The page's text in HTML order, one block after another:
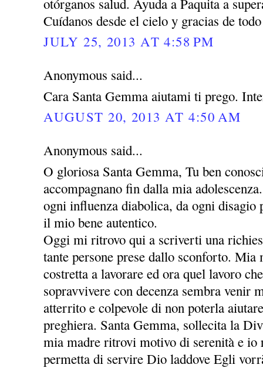
otórganos salud. Ayuda a Paquita a
Cuídanos desde el cielo y gracias de
JULY 25, 2013 AT 4:58 PM
Anonymous said...
Cara Santa Gemma aiutami ti prego.
AUGUST 20, 2013 AT 4:50 AM
Anonymous said...
O gloriosa Santa Gemma, Tu ben
accompagnano fin dalla mia
ogni influenza diabolica, da ogni disagio
il mio bene autentico.
Oggi mi ritrovo qui a scriverti una
tante persone prese dallo sconforto. Mia
costretta a lavorare ed ora quel lavoro
sopravvivere con decenza sembra venir
atterrito e colpevole di non poterla
preghiera. Santa Gemma, sollecita la
mia madre ritrovi motivo di serenità e
permetta di servire Dio laddove Egli